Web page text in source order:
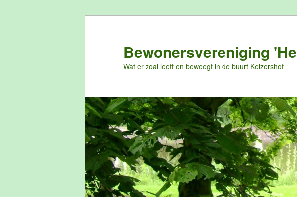
Bewonersvereniging
Wat er zoal leeft en beweegt in de buurt Keizershof